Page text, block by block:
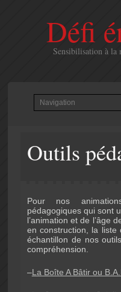
Défi
Sensibilisation à la
Outils
Pour nos
pédagogiques qui sont
l’animation et de l’âge
en construction, la liste
échantillon de nos
compréhension.
–La Boîte A Bâtir ou